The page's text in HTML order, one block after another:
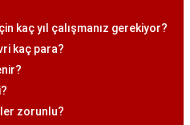
kaç yıl çalışmanız gerekiyor?
kaç para?
zorunlu?